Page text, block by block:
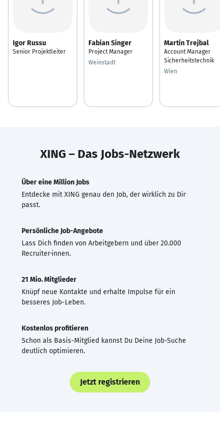
Igor Russu
Senior Projektleiter
Fabian Singer
Project Manager
Weinstadt
Martin Trejbal
Account Manager
Sicherheitstechnik
Wien
XING – Das Jobs-Netzwerk
Über eine Million Jobs
Entdecke mit XING genau den Job, der wirklich zu Dir
passt.
Persönliche Job-Angebote
Lass Dich finden von Arbeitgebern und über 20.000
Recruiter·innen.
21 Mio. Mitglieder
Knüpf neue Kontakte und erhalte Impulse für ein
besseres Job-Leben.
Kostenlos profitieren
Schon als Basis-Mitglied kannst Du Deine Job-Suche
deutlich optimieren.
Jetzt registrieren